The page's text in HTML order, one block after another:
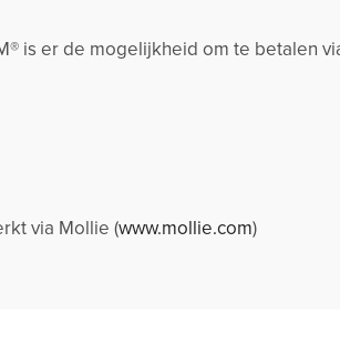
is er de mogelijkheid om te betalen
via Mollie (www.mollie.com)